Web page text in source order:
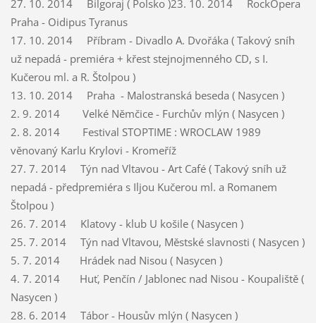
27. 10. 2014 Bilgoraj ( Polsko )23. 10. 2014 RockOpera
Praha - Oidipus Tyranus
17. 10. 2014 Příbram - Divadlo A. Dvořáka ( Takový sníh
už nepadá - premiéra + křest stejnojmenného CD, s I.
Kučerou ml. a R. Štolpou )
13. 10. 2014 Praha - Malostranská beseda ( Nasycen )
2. 9. 2014 Velké Němčice - Furchův mlýn ( Nasycen )
2. 8. 2014 Festival STOPTIME : WROCLAW 1989
věnovaný Karlu Krylovi - Kromeříž
27. 7. 2014 Týn nad Vltavou - Art Café ( Takový sníh už
nepadá - předpremiéra s Iljou Kučerou ml. a Romanem
Štolpou )
26. 7. 2014 Klatovy - klub U košile ( Nasycen )
25. 7. 2014 Týn nad Vltavou, Městské slavnosti ( Nasycen )
5. 7. 2014 Hrádek nad Nisou ( Nasycen )
4. 7. 2014 Huť, Penčín / Jablonec nad Nisou - Koupaliště (
Nasycen )
28. 6. 2014 Tábor - Housův mlýn ( Nasycen )